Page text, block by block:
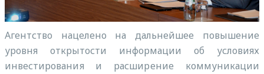
Агентство нацелено на дальнейшее повышение
уровня открытости информации об условиях
инвестирования и расширение коммуникации